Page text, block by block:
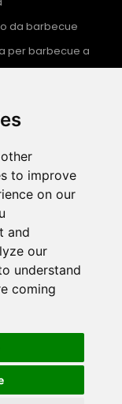
to improve
on our
and
our
understand
coming
da barbecue
per barbecue a
sui
RD, distretto di
Foshan,
Cina